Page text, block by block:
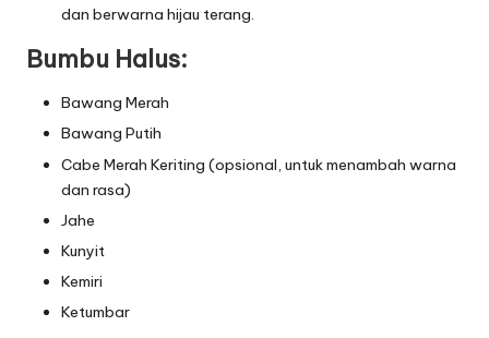
dan berwarna hijau terang.
Bumbu Halus:
Bawang Merah
Bawang Putih
Cabe Merah Keriting (opsional, untuk menambah warna
dan rasa)
Jahe
Kunyit
Kemiri
Ketumbar